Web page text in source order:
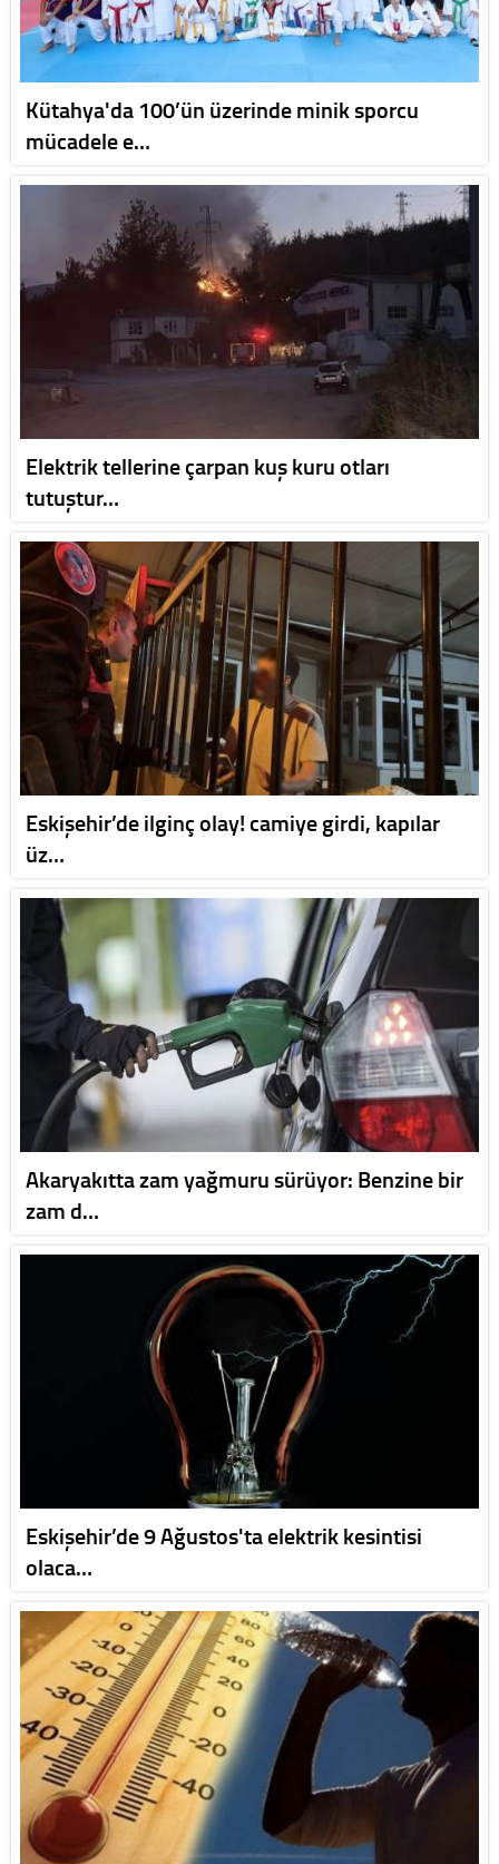
Kütahya'da 100’ün üzerinde minik sporcu
mücadele e…
Elektrik tellerine çarpan kuş kuru otları
tutuştur…
Eskişehir’de ilginç olay! camiye girdi, kapılar
üz…
Akaryakıtta zam yağmuru sürüyor: Benzine bir
zam d…
Eskişehir’de 9 Ağustos'ta elektrik kesintisi
olaca…